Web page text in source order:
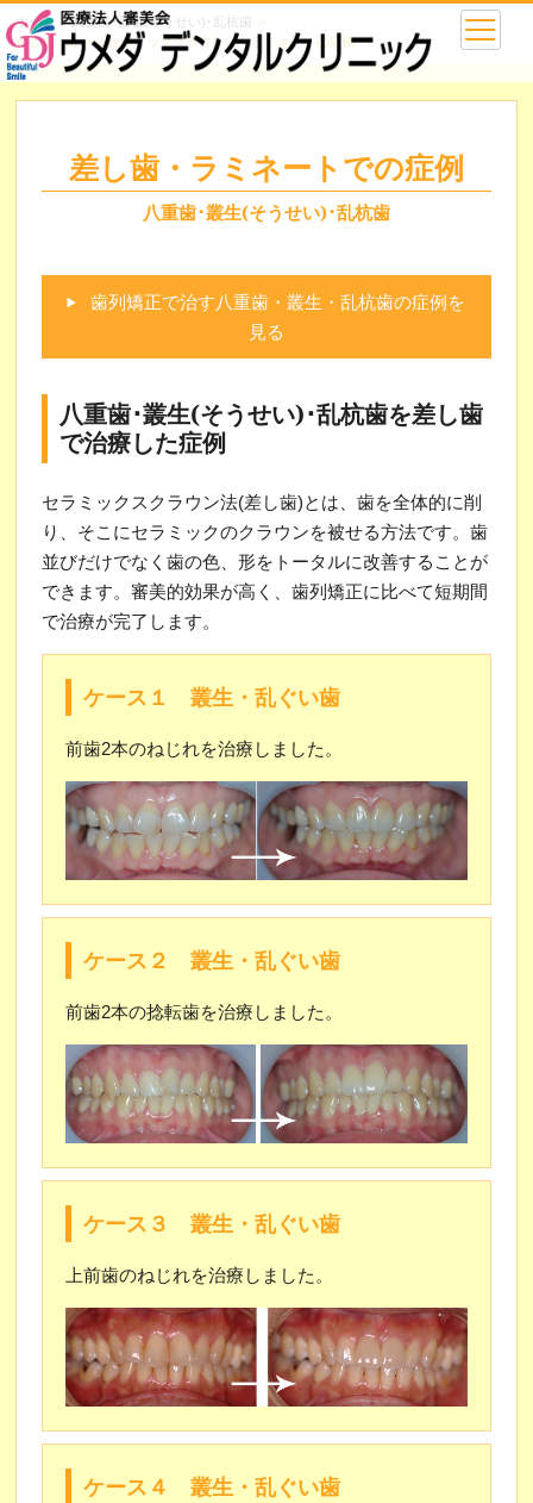
ホーム ＞八重歯･叢生(そうせい)･乱杭歯
＞
差し歯（オールセラミッククラウン）・ラミネートの症例
差し歯・ラミネートでの症例
八重歯･叢生(そうせい)･乱杭歯
歯列矯正で治す八重歯・叢生・乱杭歯の症例を
見る
八重歯･叢生(そうせい)･乱杭歯を差し歯
で治療した症例
セラミックスクラウン法(差し歯)とは、歯を全体的に削
り、そこにセラミックのクラウンを被せる方法です。歯
並びだけでなく歯の色、形をトータルに改善することが
できます。審美的効果が高く、歯列矯正に比べて短期間
で治療が完了します。
ケース１ 叢生・乱ぐい歯
前歯2本のねじれを治療しました。
ケース２ 叢生・乱ぐい歯
前歯2本の捻転歯を治療しました。
ケース３ 叢生・乱ぐい歯
上前歯のねじれを治療しました。
ケース４ 叢生・乱ぐい歯